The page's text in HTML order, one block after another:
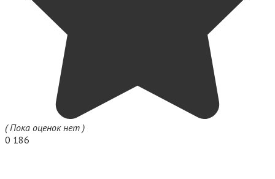
( Пока оценок нет )
0 186